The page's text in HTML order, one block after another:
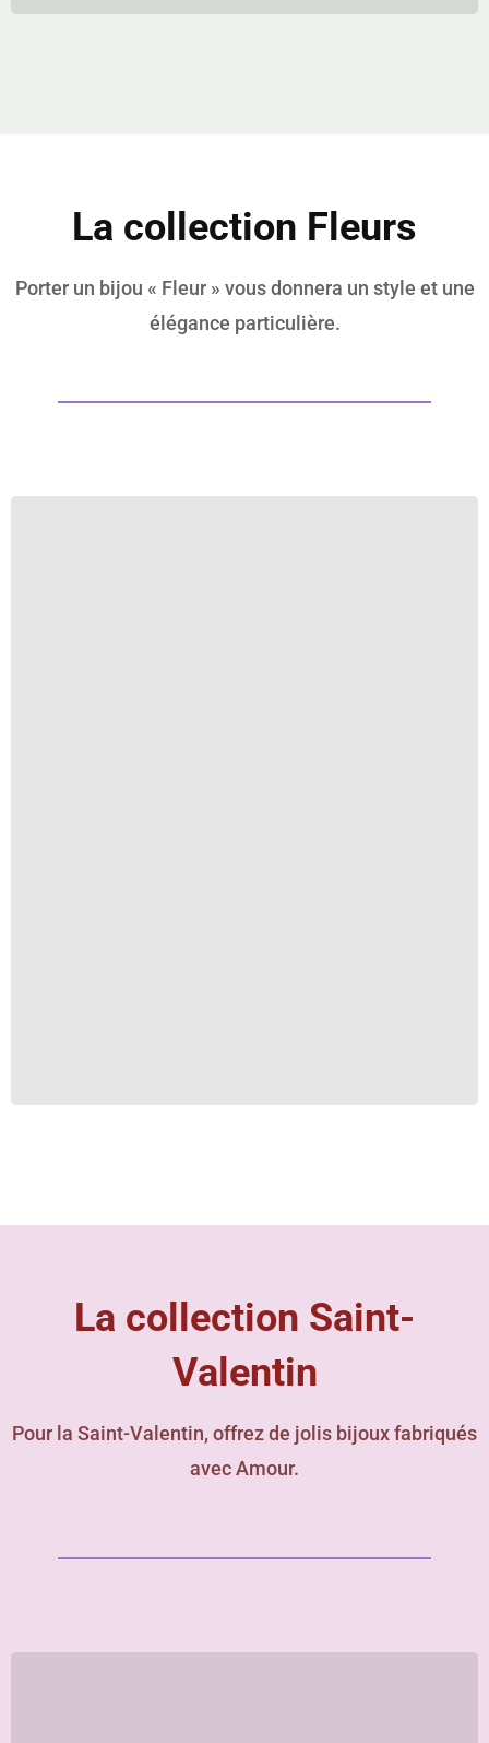
La collection Fleurs
Porter un bijou « Fleur » vous donnera un style et une
élégance particulière.
La collection Saint-
Valentin
Pour la Saint-Valentin, offrez de jolis bijoux fabriqués
avec Amour.